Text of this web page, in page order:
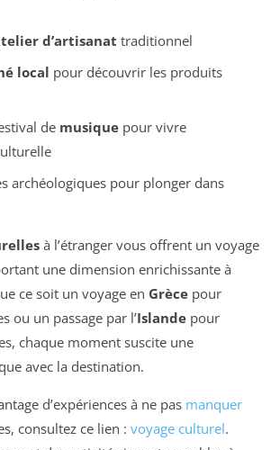
d’artisanat traditionnel
local pour découvrir les produits
de musiquepour vivre
archéologiques pour plonger dans
à l’étranger vous offrent un voyage
une dimension enrichissante à
ce soit un voyage en Grèce pour
ou un passage par l’Islande pour
chaque moment suscite une
avec la destination.
d’expériences à ne pas manquer
consultez ce lien : voyage culturel.